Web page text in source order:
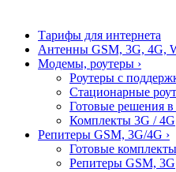
Тарифы для интернета
Антенны GSM, 3G, 4G,
Модемы, роутеры ›
Роутеры с
Стационарные
Готовые решения в
Комплекты 3G / 4G
Репитеры GSM, 3G/4G ›
Готовые
Репитеры GSM, 3G